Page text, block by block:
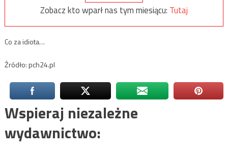
Zobacz kto wparł nas tym miesiącu: Tutaj
Co za idiota…
Źródło: pch24.pl
Wspieraj niezależne
wydawnictwo: